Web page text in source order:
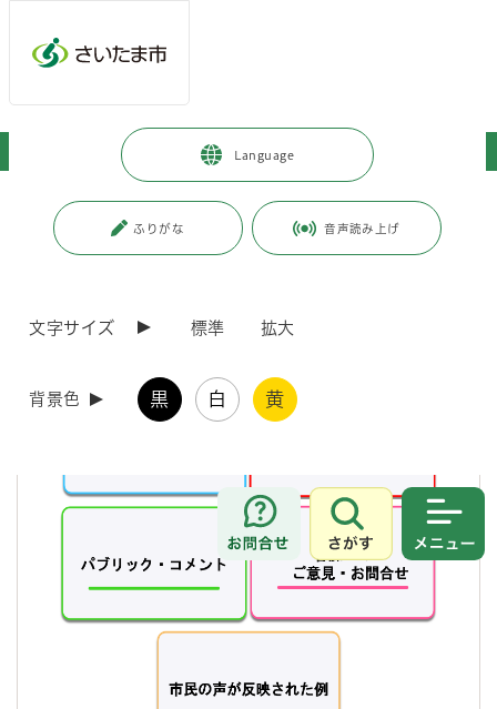
Language
ふりがな 音声読み上げ
文字サイズ 標準 拡大
背景色 黒 白 黄
お問合せ
さがす
市政情報 広聴・市民参加・アンケート
広聴・市民参加・アンケート
市へのご意見・ご提案